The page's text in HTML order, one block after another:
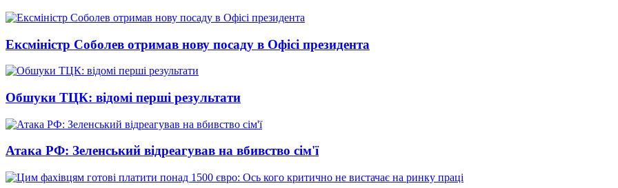
Ексміністр Соболев отримав нову посаду в Офісі президента
Обшуки ТЦК: відомі перші результати
Атака РФ: Зеленський відреагував на вбивство сім'ї